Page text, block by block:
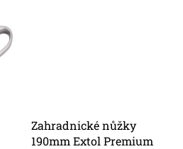
Zahradnické nůžky
190mm Extol Premium